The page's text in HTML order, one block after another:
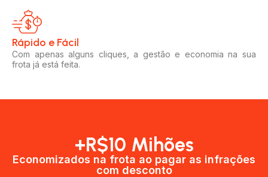
Rápido e Fácil​
Com apenas alguns cliques, a gestão e economia na sua
frota já está feita.
+R$10 Mihões
Economizados na frota ao pagar as infrações
com desconto